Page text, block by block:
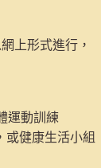
上形式進行，
運動訓練
或健康生活小組